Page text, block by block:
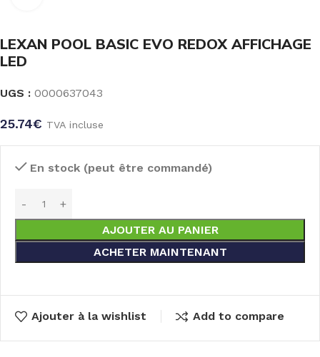
LEXAN POOL BASIC EVO REDOX AFFICHAGE
LED
UGS : 0000637043
25.74€ TVA incluse
En stock (peut être commandé)
AJOUTER AU PANIER
ACHETER MAINTENANT
Ajouter à la wishlist Add to compare